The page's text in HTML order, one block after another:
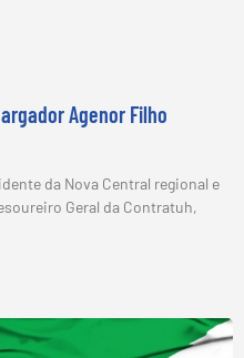
Agenor Filho
da Nova Central regional e
Geral da Contratuh,